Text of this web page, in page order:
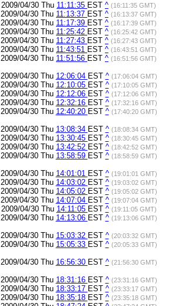
2009/04/30 Thu 11:11:35 EST ^ (16:11:35 GMT)
2009/04/30 Thu 11:13:37 EST ^ (16:13:37 GMT)
2009/04/30 Thu 11:17:39 EST ^ (16:17:39 GMT)
2009/04/30 Thu 11:25:42 EST ^ (16:25:42 GMT)
2009/04/30 Thu 11:27:43 EST ^ (16:27:43 GMT)
2009/04/30 Thu 11:43:51 EST ^ (16:43:51 GMT)
2009/04/30 Thu 11:51:56 EST ^ (16:51:56 GMT)
2009/04/30 Thu 12:06:04 EST ^ (17:06:04 GMT)
2009/04/30 Thu 12:10:05 EST ^ (17:10:05 GMT)
2009/04/30 Thu 12:12:06 EST ^ (17:12:06 GMT)
2009/04/30 Thu 12:32:16 EST ^ (17:32:16 GMT)
2009/04/30 Thu 12:40:20 EST ^ (17:40:20 GMT)
2009/04/30 Thu 13:08:34 EST ^ (18:08:34 GMT)
2009/04/30 Thu 13:30:45 EST ^ (18:30:45 GMT)
2009/04/30 Thu 13:42:52 EST ^ (18:42:52 GMT)
2009/04/30 Thu 13:58:59 EST ^ (18:58:59 GMT)
2009/04/30 Thu 14:01:01 EST ^ (19:01:01 GMT)
2009/04/30 Thu 14:03:02 EST ^ (19:03:02 GMT)
2009/04/30 Thu 14:05:02 EST ^ (19:05:02 GMT)
2009/04/30 Thu 14:07:04 EST ^ (19:07:04 GMT)
2009/04/30 Thu 14:11:05 EST ^ (19:11:05 GMT)
2009/04/30 Thu 14:13:06 EST ^ (19:13:06 GMT)
2009/04/30 Thu 15:03:32 EST ^ (20:03:32 GMT)
2009/04/30 Thu 15:05:33 EST ^ (20:05:33 GMT)
2009/04/30 Thu 16:56:30 EST ^ (21:56:30 GMT)
2009/04/30 Thu 18:31:16 EST ^ (23:31:16 GMT)
2009/04/30 Thu 18:33:17 EST ^ (23:33:17 GMT)
2009/04/30 Thu 18:35:18 EST ^ (23:35:18 GMT)